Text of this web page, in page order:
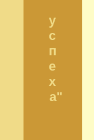
у
с
п
е
х
а"